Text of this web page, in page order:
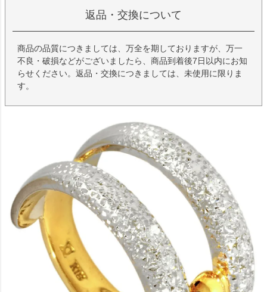
返品・交換について
商品の品質につきましては、万全を期しておりますが、万一
不良・破損などがございましたら、商品到着後7日以内にお知
らせください。返品・交換につきましては、未使用に限りま
す。